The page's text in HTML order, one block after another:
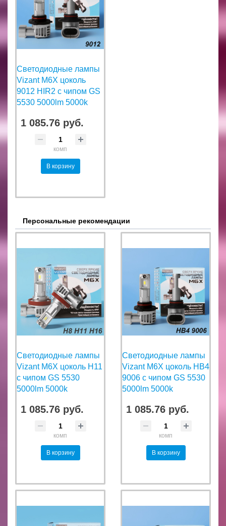
Светодиодные лампы
Vizant M6X цоколь
9012 HIR2 с чипом GS
5530 5000lm 5000k
1 085.76 руб.
комп
В корзину
Персональные рекомендации
Светодиодные лампы
Vizant M6X цоколь H11
с чипом GS 5530
5000lm 5000k
1 085.76 руб.
комп
В корзину
Светодиодные лампы
Vizant M6X цоколь HB4
9006 с чипом GS 5530
5000lm 5000k
1 085.76 руб.
комп
В корзину